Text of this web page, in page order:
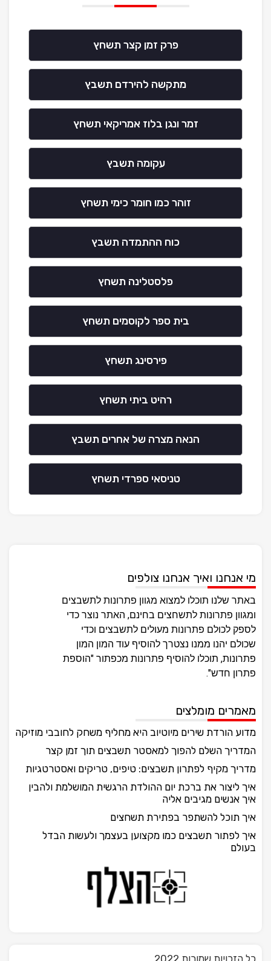
פרק זמן קצר תשחץ
מתקשה להירדם תשבץ
זמר ונגן בלוז אמריקאי תשחץ
עקומה תשבץ
זוהר כמו חומר כימי תשחץ
כוח ההתמדה תשבץ
פלסטלינה תשחץ
בית ספר לקוסמים תשחץ
פירסינג תשחץ
רהיט ביתי תשחץ
הנאה מצרה של אחרים תשבץ
טניסאי ספרדי תשחץ
מי אנחנו ואיך אנחנו צולפים
באתר שלנו תוכלו למצוא מגוון פתרונות לתשבצים
ומגוון פתרונות לתשחצים בחינם, האתר נוצר כדי
לספק לכולם פתרונות מעולים לתשבצים וכדי
שכולם יהנו ממנו נצטרך להוסיף עוד המון המון
פתרונות, תוכלו להוסיף פתרונות מכפתור "הוספת
פתרון חדש".
מאמרים מומלצים
מדוע הורדת שירים מיוטיוב היא מחליף משחק לחובבי מוזיקה
המדריך השלם להפוך למאסטר תשבצים תוך זמן קצר
מדריך מקיף לפתרון תשבצים: טיפים, טריקים ואסטרטגיות
איך ליצור את ברכת יום ההולדת הרגשית המושלמת ולהבין
איך אנשים מגיבים אליה
איך תוכל להשתפר בפתירת תשחצים
איך לפתור תשבצים כמו מקצוען בעצמך ולעשות הבדל
בעולם
כל הזכויות שמורות 2022